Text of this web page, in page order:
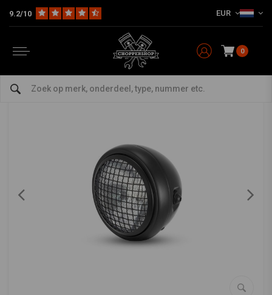
9.2/10 EUR
0
Multi-fit Verlichting 6" Mesh Koplamp Scrambler Zwart
6" Mesh Koplamp Scrambler Zwart